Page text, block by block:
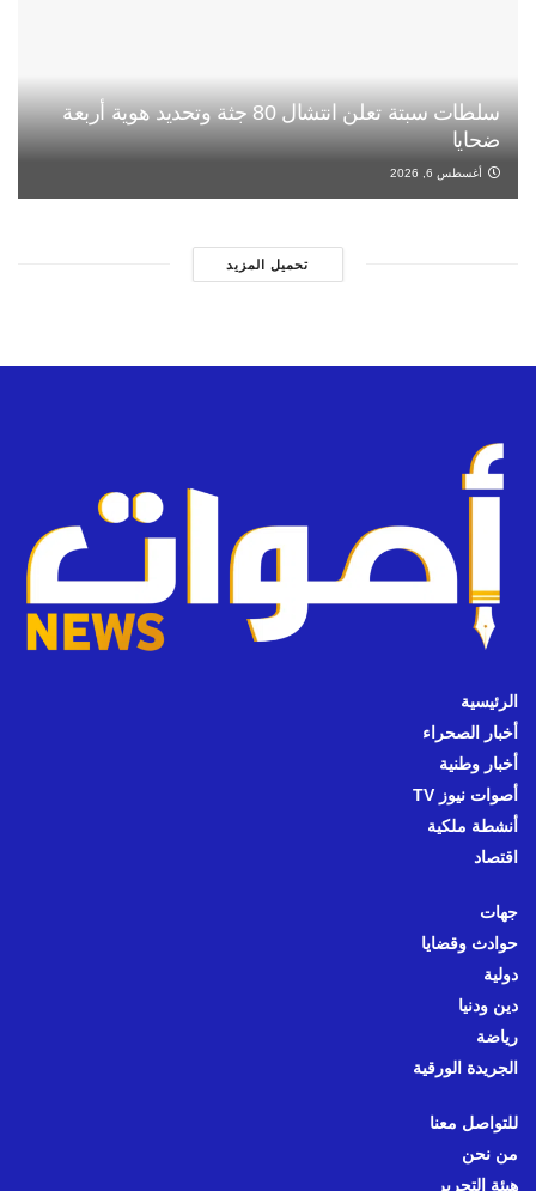
سلطات سبتة تعلن انتشال 80 جثة وتحديد هوية أربعة
ضحايا
أغسطس 6, 2026
تحميل المزيد
الرئيسية
أخبار الصحراء
أخبار وطنية
أصوات نيوز TV
أنشطة ملكية
اقتصاد
جهات
حوادث وقضايا
دولية
دين ودنيا
رياضة
الجريدة الورقية
للتواصل معنا
من نحن
هيئة التحرير